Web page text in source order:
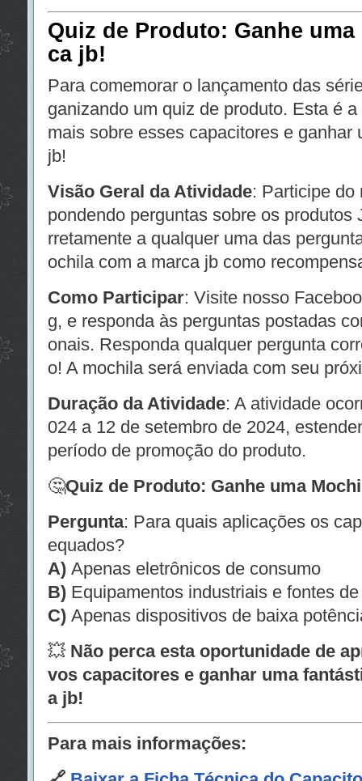
Quiz de Produto: Ganhe
ca jb!
Para comemorar o lançamento das
ganizando um quiz de produto. Esta é
mais sobre esses capacitores e ganhar
jb!
Visão Geral da Atividade: Participe do
pondendo perguntas sobre os produtos
rretamente a qualquer uma das
ochila com a marca jb como
Como Participar: Visite nosso
g, e responda às perguntas postadas
onais. Responda qualquer pergunta
o! A mochila será enviada com seu
Duração da Atividade: A atividade
024 a 12 de setembro de 2024,
período de promoção do produto.
🤔Quiz de Produto: Ganhe uma
Pergunta: Para quais aplicações os
equados?
A)Apenas eletrônicos de consumo
B)Equipamentos industriais e fontes
C)Apenas dispositivos de baixa
💥 Não perca esta oportunidade de
vos capacitores e ganhar uma
a jb!
Para mais informações: